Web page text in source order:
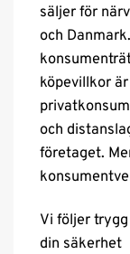
säljer för
och
köpevillkor
och
företaget.
Vi följer
din säkerhet